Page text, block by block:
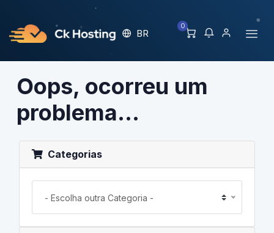
BR
0
Oops, ocorreu um
problema...
Categorias
- Escolha outra Categoria -